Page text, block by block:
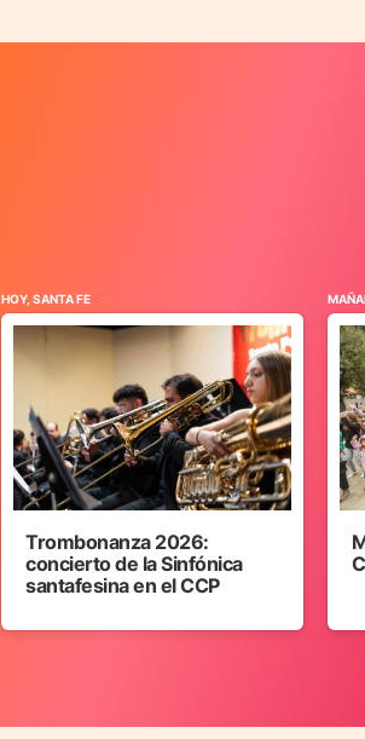
HOY, SANTA FE
Trombonanza 2026:
concierto de la Sinfónica
santafesina en el CCP